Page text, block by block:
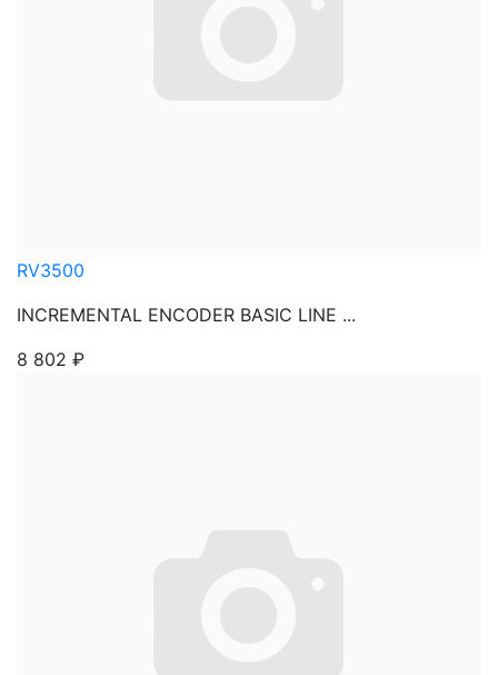
RV3500
INCREMENTAL ENCODER BASIC LINE ...
8 802 ₽